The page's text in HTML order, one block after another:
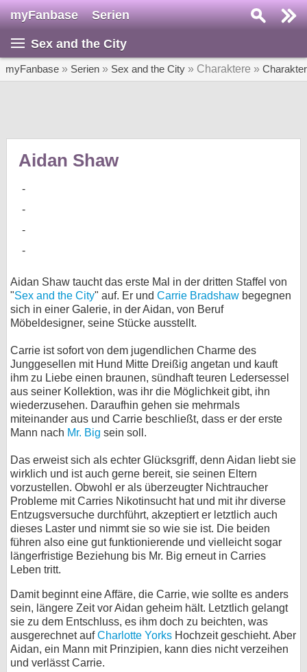
myFanbase Serien
Sex and the City
myFanbase » Serien » Sex and the City » Charaktere »
Aidan Shaw
Aidan Shaw taucht das erste Mal in der dritten Staffel von
"Sex and the City" auf. Er und Carrie Bradshaw begegnen
sich in einer Galerie, in der Aidan, von Beruf
Möbeldesigner, seine Stücke ausstellt.
Carrie ist sofort von dem jugendlichen Charme des
Junggesellen mit Hund Mitte Dreißig angetan und kauft
ihm zu Liebe einen braunen, sündhaft teuren Ledersessel
aus seiner Kollektion, was ihr die Möglichkeit gibt, ihn
wiederzusehen. Daraufhin gehen sie mehrmals
miteinander aus und Carrie beschließt, dass er der erste
Mann nach Mr. Big sein soll.
Das erweist sich als echter Glücksgriff, denn Aidan liebt sie
wirklich und ist auch gerne bereit, sie seinen Eltern
vorzustellen. Obwohl er als überzeugter Nichtraucher
Probleme mit Carries Nikotinsucht hat und mit ihr diverse
Entzugsversuche durchführt, akzeptiert er letztlich auch
dieses Laster und nimmt sie so wie sie ist. Die beiden
führen also eine gut funktionierende und vielleicht sogar
längerfristige Beziehung bis Mr. Big erneut in Carries
Leben tritt.
Damit beginnt eine Affäre, die Carrie, wie sollte es anders
sein, längere Zeit vor Aidan geheim hält. Letztlich gelangt
sie zu dem Entschluss, es ihm doch zu beichten, was
ausgerechnet aufCharlotte Yorks Hochzeit geschieht. Aber
Aidan, ein Mann mit Prinzipien, kann dies nicht verzeihen
und verlässt Carrie.
Serie suchen...
SERIEN
Forum
bei X
bei Facebook
Kontakt
Nutzungsbedingungen
Datenschutz
Cookie-Einstellungen
Impressum
Desktop-Ansicht
myFanbase